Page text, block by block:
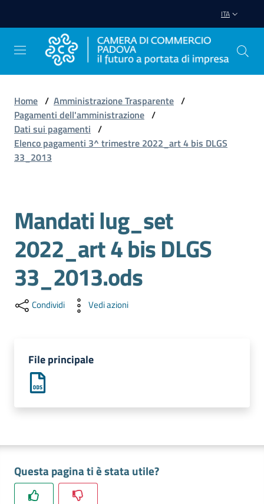
ITA
Avviare
Impresa
Promuovere
Impresa
e
territorio
Consumatore
La
Camera
Home / Amministrazione Trasparente /
Pagamenti dell'amministrazione /
Dati sui pagamenti /
Elenco pagamenti 3^ trimestre 2022_art 4 bis DLGS
33_2013
Mandati lug_set
2022_art 4 bis DLGS
33_2013.ods
Condividi Vedi azioni
File principale
Questa pagina ti è stata utile?